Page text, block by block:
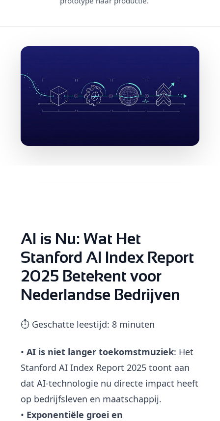
AI is Nu: Wat Het
Stanford AI Index Report
2025 Betekent voor
Nederlandse Bedrijven
⏱️ Geschatte leestijd: 8 minuten
•AI is niet langer toekomstmuziek: Het
Stanford AI Index Report 2025 toont aan
dat AI-technologie nu directe impact heeft
op bedrijfsleven en maatschappij.
• Exponentiële groei en